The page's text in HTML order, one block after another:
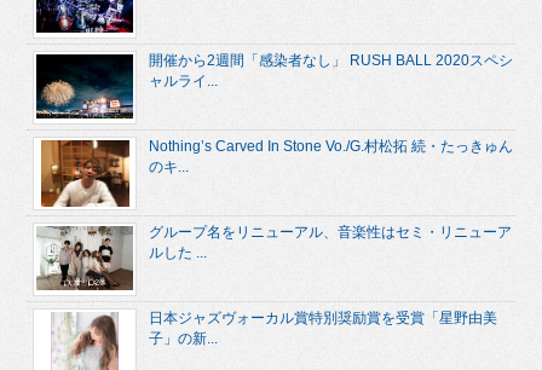
開催から2週間「感染者なし」 RUSH BALL 2020スペシ
ャルライ...
Nothing’s Carved In Stone Vo./G.村松拓 続・たっきゅん
のキ...
グループ名をリニューアル、音楽性はセミ・リニューア
ルした ...
日本ジャズヴォーカル賞特別奨励賞を受賞「星野由美
子」の新...